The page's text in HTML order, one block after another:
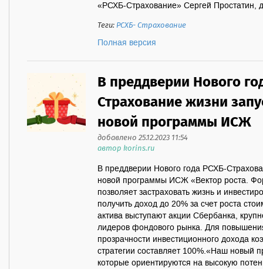
«РСХБ-Страхование» Сергей Простатин,
Теги:РСХБ- Страхование
Полная версия
В преддверии Нового
Страхование жизни
новой программы ИСЖ
добавлено 25.12.2023 11:54
автор korins.ru
В преддверии Нового года РСХБ-
новой программы ИСЖ «Вектор роста.
позволяет застраховать жизнь и
получить доход до 20% за счет роста
актива выступают акции Сбербанка,
лидеров фондового рынка. Для
прозрачности инвестиционного дохода
стратегии составляет 100%.«Наш новый
которые ориентируются на высокую